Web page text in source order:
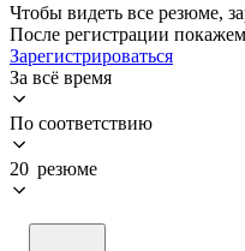
Чтобы видеть все резюме,
После регистрации
Зарегистрироваться
За всё время
По соответствию
20 резюме